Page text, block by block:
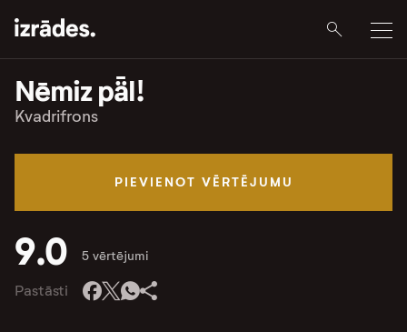
Nēmiz pǟl!
Kvadrifrons
PIEVIENOT VĒRTĒJUMU
9.0 5 vērtējumi
Pastāsti